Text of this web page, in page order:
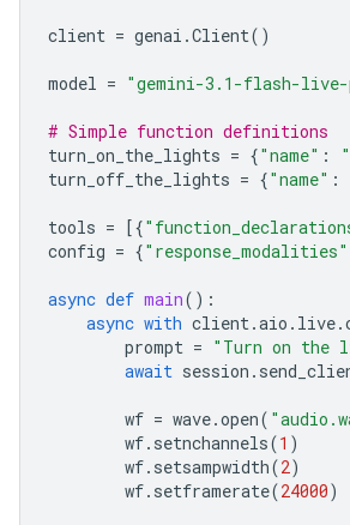
client = genai .Client()
model = "gemini-3.1-flash-live-
# Simple function definitions
turn_on_the_lights = {"name" :
turn_off_the_lights = {"name" :
tools = [{
config = {"response_modalities"
async def main():
async with client.aio . live.
prompt = "Turn on the
await session .
wf = wave.open(
wf. setnchannels(1 )
wf. setsampwidth(2)
wf. setframerate(24000)